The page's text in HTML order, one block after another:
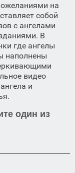
на
собой
с ангелами
В
где ангелы
наполнены
видео
и
один из